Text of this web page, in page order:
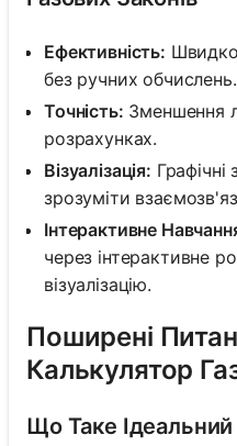
Ефективність: Швидко
без ручних обчислень.
Точність: Зменшення
розрахунках.
Візуалізація:
зрозуміти
Інтерактивне
через інтерактивне
візуалізацію.
Поширені
Калькулятор
Що Таке Ідеальний